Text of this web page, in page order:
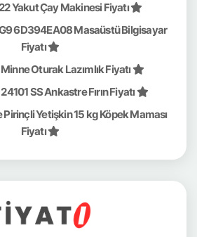
Yakut Çay Makinesi Fiyatı
6D394EA08 Masaüstü Bilgisayar
Fiyatı
Oturak Lazımlık Fiyatı
SS Ankastre Fırın Fiyatı
Pirinçli Yetişkin 15 kg Köpek Maması
Fiyatı